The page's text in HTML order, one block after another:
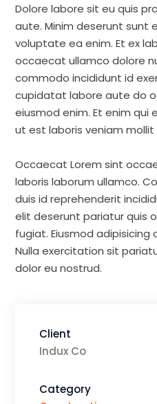
Dolore labore sit eu quis
aute. Minim deserunt sunt
voluptate ea enim. Et ex
occaecat ullamco dolore
commodo incididunt id
cupidatat labore aute do
eiusmod enim. Et enim
ut est laboris veniam
Occaecat Lorem sint
laboris laborum ullamco.
duis id reprehenderit
elit deserunt pariatur quis
fugiat. Eiusmod
Nulla exercitation sit
dolor eu nostrud.
Client
Indux Co
Category